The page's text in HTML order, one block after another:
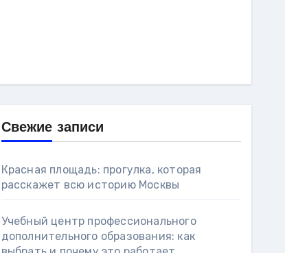
Свежие записи
Красная площадь: прогулка, которая
расскажет всю историю Москвы
Учебный центр профессионального
дополнительного образования: как